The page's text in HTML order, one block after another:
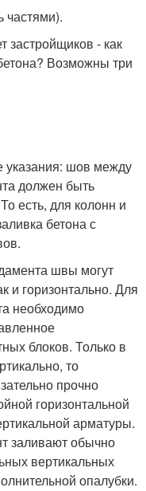
частями).
застройщиков - как
Возможны три
указания: шов между
должен быть
есть, для колонн и
бетона с
швы могут
и горизонтально. Для
необходимо
блоков. Только в
то
прочно
горизонтальной
арматуры.
заливают обычно
вертикальных
опалубки.